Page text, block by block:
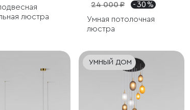
люстра
24 000 ₽
- 30 %
Умная потолочная
люстра
УМНЫЙ ДОМ